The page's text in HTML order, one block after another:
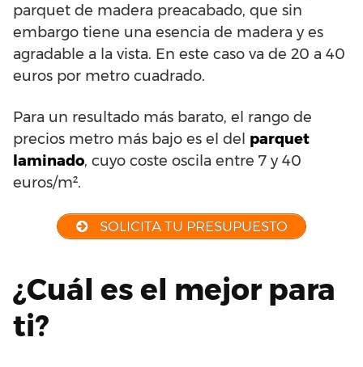
parquet de madera preacabado, que sin
embargo tiene una esencia de madera y es
agradable a la vista. En este caso va de 20 a 40
euros por metro cuadrado.
Para un resultado más barato, el rango de
precios metro más bajo es el del parquet
laminado, cuyo coste oscila entre 7 y 40
euros/m².
SOLICITA TU PRESUPUESTO
¿Cuál es el mejor para
ti?